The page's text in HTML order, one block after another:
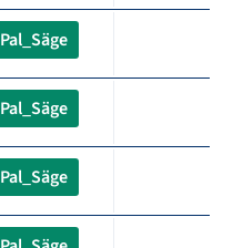
Pal_Säge
Pal_Säge
Pal_Säge